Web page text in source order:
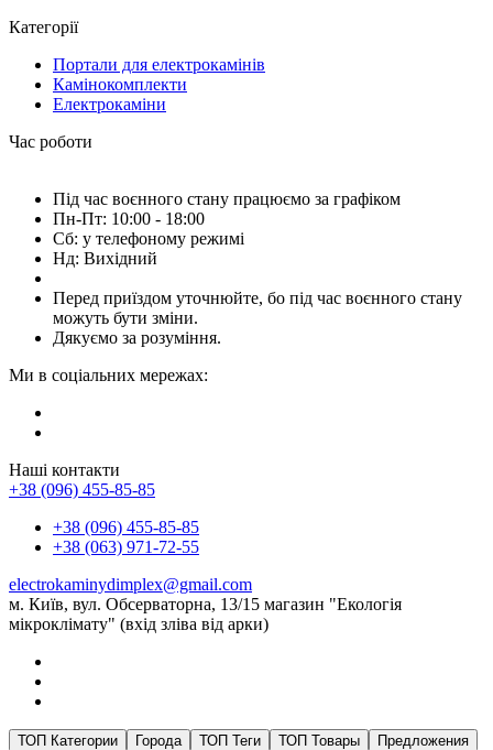
Категорії
Портали для електрокамінів
Камінокомплекти
Електрокаміни
Час роботи
Під час воєнного стану працюємо за графіком
Пн-Пт: 10:00 - 18:00
Сб: у телефоному режимі
Нд: Вихідний
Перед приїздом уточнюйте, бо під час воєнного стану
можуть бути зміни.
Дякуємо за розуміння.
Ми в соціальних мережах:
Наші контакти
+38 (096) 455-85-85
+38 (096) 455-85-85
+38 (063) 971-72-55
electrokaminydimplex@gmail.com
м. Київ, вул. Обсерваторна, 13/15 магазин "Екологія
мікроклімату" (вхід зліва від арки)
ТОП Категории Города ТОП Теги ТОП Товары Предложения